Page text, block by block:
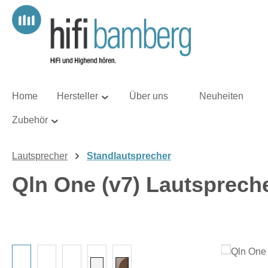
Hauptinhalt springen
Zur Suche springen
Zur Hauptnavigation springen
Home Hersteller Über uns Neuheiten
Zubehör
Lautsprecher Standlautsprecher
Qln One (v7)